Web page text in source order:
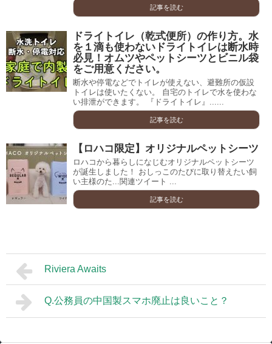
記事を読む
ドライトイレ（乾式便所）の作り方。水
を１滴も使わないドライトイレは断水時
必見！オムツやペットシーツとビニル袋
をご用意ください。
断水や停電などでトイレが使えない、避難所の仮設
トイレは使いたくない。 自宅のトイレで水を使わな
い排泄ができます。 『ドライトイレ』......
記事を読む
【ロハコ限定】オリジナルペットシーツ
ロハコから暮らしになじむオリジナルペットシーツ
が誕生しました！ おしっこのたびに取り替えたい飼
い主様のた...関連ツイート ...
記事を読む
Riviera Awaits
Q.公務員の中国製スマホ廃止は良いこと？